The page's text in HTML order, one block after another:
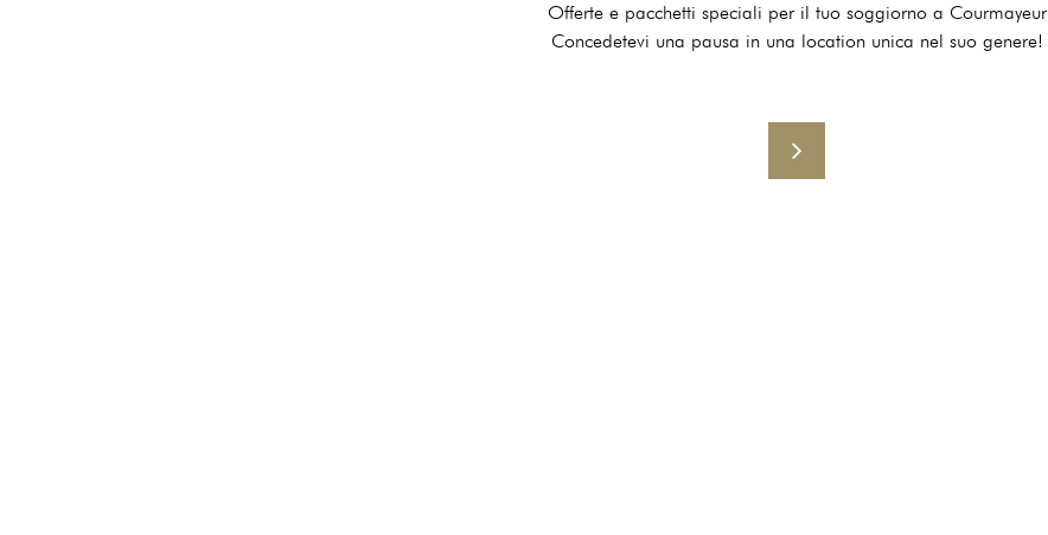
Offerte e pacchetti speciali per il tuo soggiorno a Courmayeur
Concedetevi una pausa in una location unica nel suo genere!